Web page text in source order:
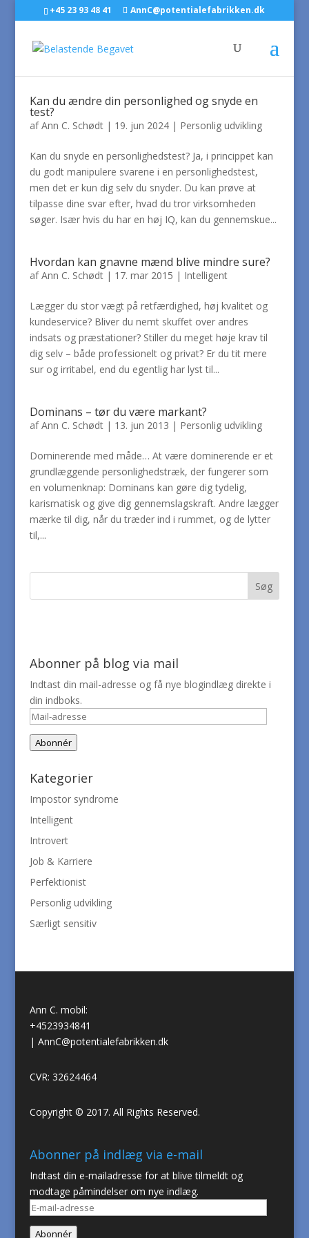
+45 23 93 48 41 AnnC@potentialefabrikken.dk
Kan du ændre din personlighed og snyde en
test?
afAnn C. Schødt| 19. jun 2024| Personlig udvikling
Kan du snyde en personlighedstest? Ja, i princippet kan
du godt manipulere svarene i en personlighedstest,
men det er kun dig selv du snyder. Du kan prøve at
tilpasse dine svar efter, hvad du tror virksomheden
søger. Især hvis du har en høj IQ, kan du gennemskue...
Hvordan kan gnavne mænd blive mindre sure?
afAnn C. Schødt| 17. mar 2015 | Intelligent
Lægger du stor vægt på retfærdighed, høj kvalitet og
kundeservice? Bliver du nemt skuffet over andres
indsats og præstationer? Stiller du meget høje krav til
dig selv – både professionelt og privat? Er du tit mere
sur og irritabel, end du egentlig har lyst til...
Dominans – tør du være markant?
afAnn C. Schødt| 13. jun 2013 | Personlig udvikling
Dominerende med måde… At være dominerende er et
grundlæggende personlighedstræk, der fungerer som
en volumenknap: Dominans kan gøre dig tydelig,
karismatisk og give dig gennemslagskraft. Andre lægger
mærke til dig, når du træder ind i rummet, og de lytter
til,...
Abonner på blog via mail
Indtast din mail-adresse og få nye blogindlæg direkte i
din indboks.
Mail-
adresse
Abonnér
Kategorier
Impostor syndrome
Intelligent
Introvert
Job & Karriere
Perfektionist
Personlig udvikling
Særligt sensitiv
Ann C. mobil:
+4523934841
| AnnC@potentialefabrikken.dk
CVR: 32624464
Copyright © 2017. All Rights Reserved.
Abonner på indlæg via e-mail
Indtast din e-mailadresse for at blive tilmeldt og
modtage påmindelser om nye indlæg.
E-
mail-
Abonnér